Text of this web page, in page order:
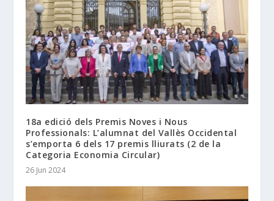
18a edició dels Premis Noves i Nous
Professionals: L’alumnat del Vallès Occidental
s’emporta 6 dels 17 premis lliurats (2 de la
Categoria Economia Circular)
26 Jun 2024